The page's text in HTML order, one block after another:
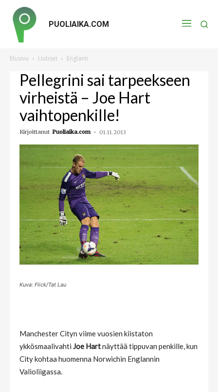
PUOLIAIKA.COM
Etusivu Uutiset Englanti
Pellegrini sai tarpeekseen
virheistä – Joe Hart
vaihtopenkille!
Kirjoittanut Puoliaika.com - 01.11.2013
Kuva: Flick/Tat Lau
Manchester Cityn viime vuosien kiistaton
ykkösmaalivahti Joe Hartnäyttää tippuvan penkille, kun
City kohtaa huomenna Norwichin Englannin
Valioliigassa.